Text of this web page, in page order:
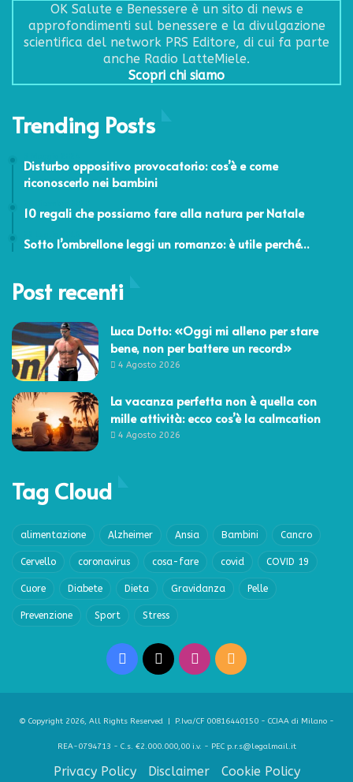
OK Salute e Benessere è un sito di news e
approfondimenti sul benessere e la divulgazione
scientifica del network PRS Editore, di cui fa parte
anche Radio LatteMiele.
Scopri chi siamo
Trending Posts
Disturbo oppositivo provocatorio: cos’è e come
riconoscerlo nei bambini
10 regali che possiamo fare alla natura per Natale
Sotto l’ombrellone leggi un romanzo: è utile perché…
Post recenti
Luca Dotto: «Oggi mi alleno per stare
bene, non per battere un record»
4 Agosto 2026
La vacanza perfetta non è quella con
mille attività: ecco cos’è la calmcation
4 Agosto 2026
Tag Cloud
alimentazione Alzheimer Ansia Bambini Cancro
Cervello coronavirus cosa-fare covid COVID 19
Cuore Diabete Dieta Gravidanza Pelle
Prevenzione Sport Stress
Facebook Instagram
RSS
© Copyright 2026, All Rights Reserved | P.Iva/CF 00816440150 - CCIAA di Milano -
REA-0794713 - C.s. €2.000.000,00 i.v. - PEC p.r.s@legalmail.it
Privacy Policy Disclaimer Cookie Policy